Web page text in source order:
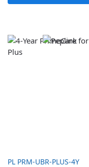
PL PRM-UBR-PLUS-4Y